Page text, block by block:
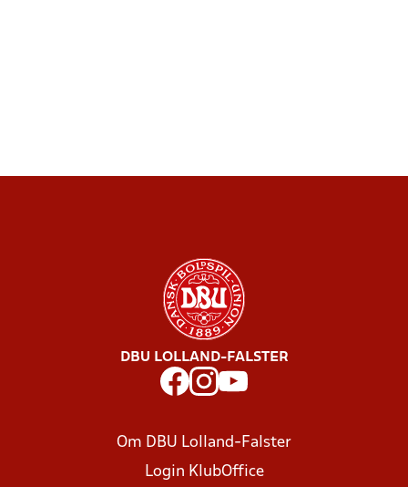
DBU LOLLAND-FALSTER
Om DBU Lolland-Falster
Login KlubOffice